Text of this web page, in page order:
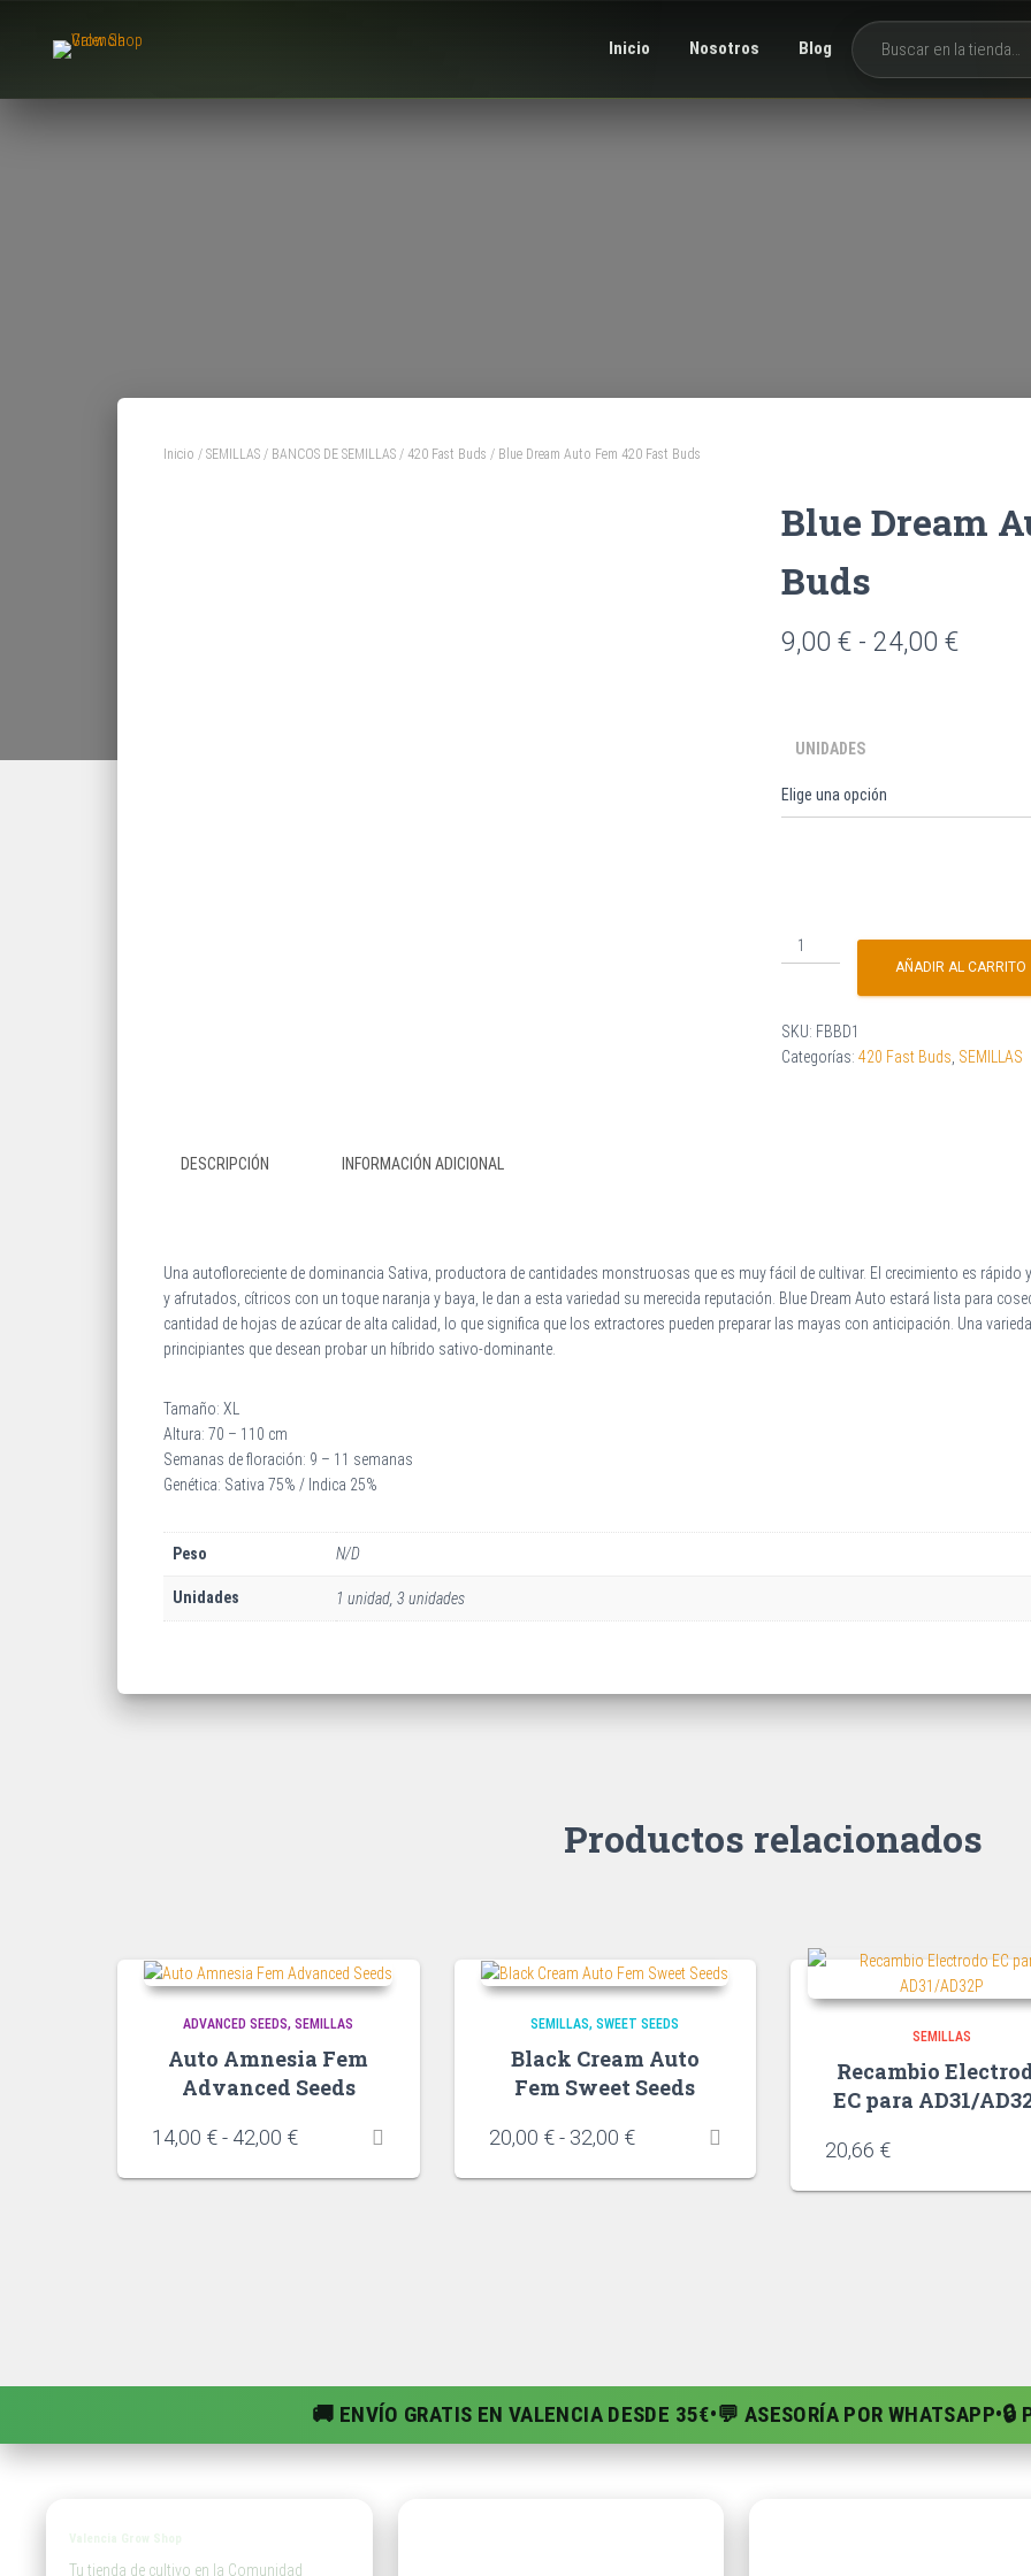
Inicio Nosotros Blog
Buscar productos
Inicio / SEMILLAS / BANCOS DE SEMILLAS / 420 Fast Buds / Blue Dream Auto Fem 420 Fast Buds
Blue Dream
Buds
9,00 € - 24,00 €
UNIDADES
AÑADIR AL CARRITO
SKU: FBBD1
Categorías: 420 Fast Buds SEMILLAS
DESCRIPCIÓN INFORMACIÓN ADICIONAL
Una autofloreciente de dominancia Sativa, productora de cantidades monstruosas que es muy fácil de cultivar. El crecimiento es
y afrutados, cítricos con un toque naranja y baya, le dan a esta variedad su merecida reputación. Blue Dream Auto estará lista para
cantidad de hojas de azúcar de alta calidad, lo que significa que los extractores pueden preparar las mayas con anticipación. Una
principiantes que desean probar un híbrido sativo-dominante.
Tamaño: XL
Altura: 70 – 110 cm
Semanas de floración: 9 – 11 semanas
Genética: Sativa 75% / Indica 25%
Peso N/D
Unidades 1 unidad, 3 unidades
Productos relacionados
ADVANCED SEEDS SEMILLAS
Auto Amnesia Fem
Advanced Seeds
14,00 €- 42,00 €
SEMILLAS SWEET SEEDS
Black Cream Auto
Fem Sweet Seeds
20,00 € - 32,00 €
SEMILLAS
Recambio
EC para AD31/
20,66 €
🚚 ENVÍO GRATIS EN VALENCIA DESDE 35€•💬 ASESORÍA POR WHATSAPP•🔒
Tu tienda de cultivo en la Comunidad